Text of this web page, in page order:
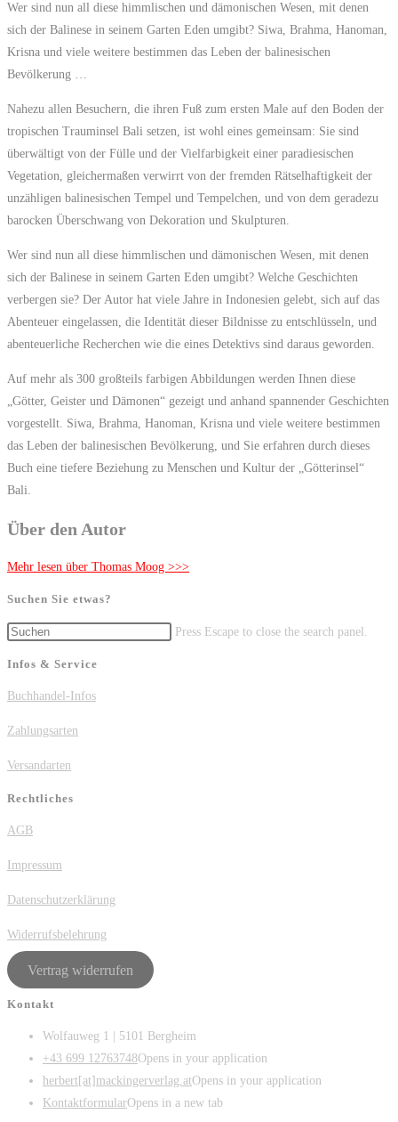
Wer sind nun all diese himmlischen und dämonischen Wesen, mit denen
sich der Balinese in seinem Garten Eden umgibt? Siwa, Brahma, Hanoman,
Krisna und viele weitere bestimmen das Leben der balinesischen
Bevölkerung …
Nahezu allen Besuchern, die ihren Fuß zum ersten Male auf den Boden der
tropischen Trauminsel Bali setzen, ist wohl eines gemeinsam: Sie sind
überwältigt von der Fülle und der Vielfarbigkeit einer paradiesischen
Vegetation, gleichermaßen verwirrt von der fremden Rätselhaftigkeit der
unzähligen balinesischen Tempel und Tempelchen, und von dem geradezu
barocken Überschwang von Dekoration und Skulpturen.
Wer sind nun all diese himmlischen und dämonischen Wesen, mit denen
sich der Balinese in seinem Garten Eden umgibt? Welche Geschichten
verbergen sie? Der Autor hat viele Jahre in Indonesien gelebt, sich auf das
Abenteuer eingelassen, die Identität dieser Bildnisse zu entschlüsseln, und
abenteuerliche Recherchen wie die eines Detektivs sind daraus geworden.
Auf mehr als 300 großteils farbigen Abbildungen werden Ihnen diese
„Götter, Geister und Dämonen“ gezeigt und anhand spannender Geschichten
vorgestellt. Siwa, Brahma, Hanoman, Krisna und viele weitere bestimmen
das Leben der balinesischen Bevölkerung, und Sie erfahren durch dieses
Buch eine tiefere Beziehung zu Menschen und Kultur der „Götterinsel“
Bali.
Über den Autor
Mehr lesen über Thomas Moog >>>
Suchen Sie etwas?
Press Escape to close the search panel.
Infos & Service
Buchhandel-Infos
Zahlungsarten
Versandarten
Rechtliches
AGB
Impressum
Datenschutzerklärung
Widerrufsbelehrung
Vertrag widerrufen
Kontakt
Wolfauweg 1 | 5101 Bergheim
+43 699 12763748Opens in your application
herbert[at]mackingerverlag.atOpens in your application
KontaktformularOpens in a new tab